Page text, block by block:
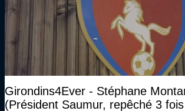
Girondins4Ever - Stéphane
(Président Saumur, repêché 3